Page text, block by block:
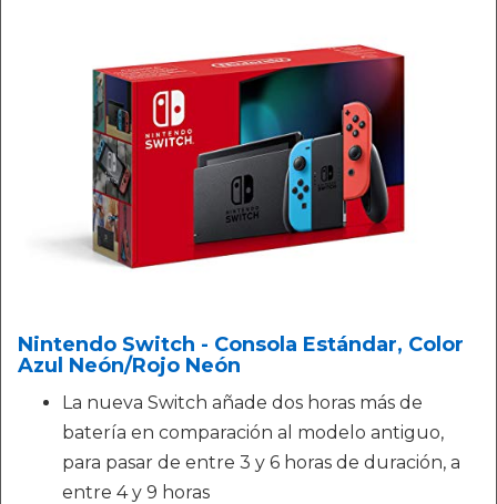
Nintendo Switch - Consola Estándar, Color
Azul Neón/Rojo Neón
La nueva Switch añade dos horas más de
batería en comparación al modelo antiguo,
para pasar de entre 3 y 6 horas de duración, a
entre 4 y 9 horas